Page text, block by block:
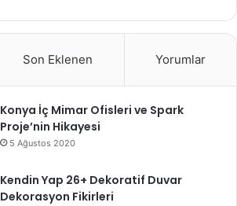
Son Eklenen Yorumlar
Konya İç Mimar Ofisleri ve Spark
Proje’nin Hikayesi
5 Ağustos 2020
Kendin Yap 26+ Dekoratif Duvar
Dekorasyon Fikirleri